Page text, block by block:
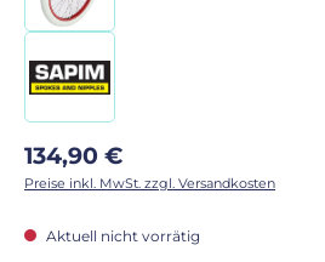
Regulärer Preis:
134,90 €
Preise inkl. MwSt. zzgl. Versandkosten
Aktuell nicht vorrätig